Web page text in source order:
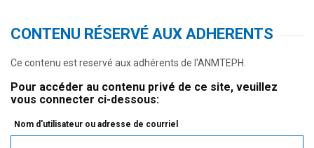
CONTENU RÉSERVÉ AUX ADHERENTS
Ce contenu est reservé aux adhérents de l'ANMTEPH.
Pour accéder au contenu privé de ce site, veuillez
vous connecter ci-dessous:
Nom d'utilisateur ou adresse de courriel